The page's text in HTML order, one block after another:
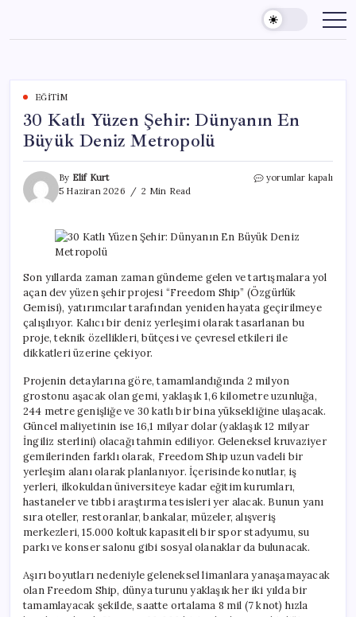
content
EĞITIM
30 Katlı Yüzen Şehir: Dünyanın En
Büyük Deniz Metropolü
By Elif Kurt
5 Haziran 2026
2 Min Read
30
Dünyanın
En
Metropolü
için
yorumlar kapalı
Son yıllarda zaman zaman gündeme gelen ve tartışmalara yol
açan dev yüzen şehir projesi “Freedom Ship” (Özgürlük
Gemisi), yatırımcılar tarafından yeniden hayata geçirilmeye
çalışılıyor. Kalıcı bir deniz yerleşimi olarak tasarlanan bu
proje, teknik özellikleri, bütçesi ve çevresel etkileri ile
dikkatleri üzerine çekiyor.
Projenin detaylarına göre, tamamlandığında 2 milyon
grostonu aşacak olan gemi, yaklaşık 1,6 kilometre uzunluğa,
244 metre genişliğe ve 30 katlı bir bina yüksekliğine ulaşacak.
Güncel maliyetinin ise 16,1 milyar dolar (yaklaşık 12 milyar
İngiliz sterlini) olacağı tahmin ediliyor. Geleneksel kruvaziyer
gemilerinden farklı olarak, Freedom Ship uzun vadeli bir
yerleşim alanı olarak planlanıyor. İçerisinde konutlar, iş
yerleri, ilkokuldan üniversiteye kadar eğitim kurumları,
hastaneler ve tıbbi araştırma tesisleri yer alacak. Bunun yanı
sıra oteller, restoranlar, bankalar, müzeler, alışveriş
merkezleri, 15.000 koltuk kapasiteli bir spor stadyumu, su
parkı ve konser salonu gibi sosyal olanaklar da bulunacak.
Aşırı boyutları nedeniyle geleneksel limanlara yanaşamayacak
olan Freedom Ship, dünya turunu yaklaşık her iki yılda bir
tamamlayacak şekilde, saatte ortalama 8 mil (7 knot) hızla